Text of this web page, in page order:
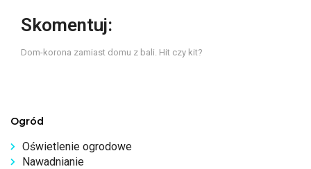
Skomentuj:
Dom-korona zamiast domu z bali. Hit czy kit?
Ogród
Oświetlenie ogrodowe
Nawadnianie